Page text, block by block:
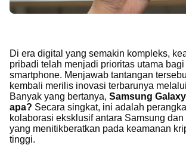
Di era digital yang semakin kompleks,
pribadi telah menjadi prioritas utama
smartphone. Menjawab tantangan
kembali merilis inovasi terbarunya
Banyak yang bertanya, Samsung
apa? Secara singkat, ini adalah
kolaborasi eksklusif antara Samsung dan
yang menitikberatkan pada keamanan
tinggi.